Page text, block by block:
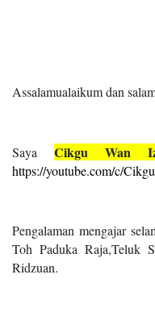
Assalamualaikum dan
Saya Cikgu Wan
https://youtube.com/c/
Pengalaman mengajar
Toh Paduka Raja,Teluk
Ridzuan.